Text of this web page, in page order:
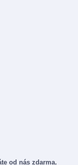
od nás zdarma.